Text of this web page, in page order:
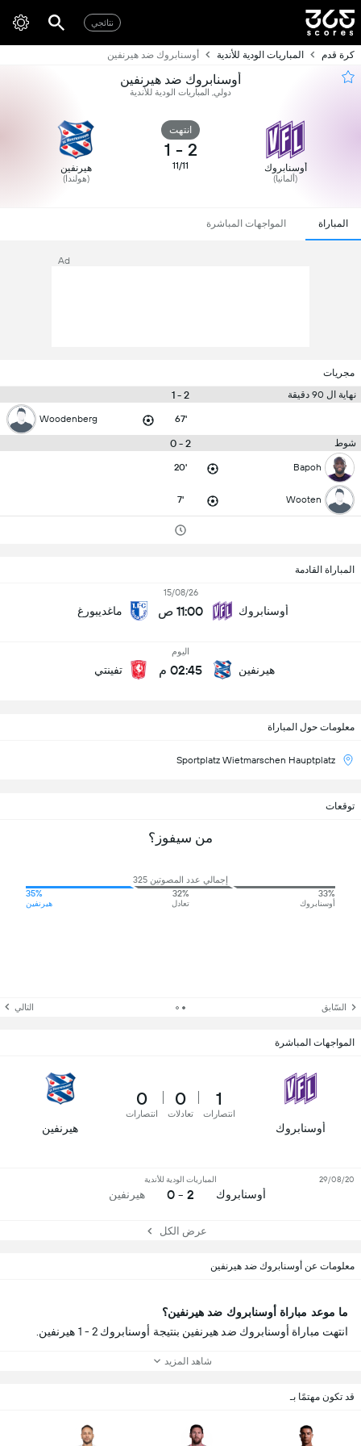
نتائجي
كرة قدم المباريات الودية للأندية أوسنابروك ضد هيرنفين
أوسنابروك ضد هيرنفين
دولي, المباريات الودية للأندية
أوسنابروك
(ألمانيا)
انتهت
2
-
1
11/11 هيرنفين
(هولندا)
المباراة المواجهات المباشرة
Ad
مجريات
نهاية ال 90 دقيقة
2 - 1
67'
Woodenberg
شوط 2 - 0
Bapoh
20'
Wooten
7'
المباراة القادمة
أوسنابروك
15/08/26
11:00 ص ماغديبورغ
هيرنفين
اليوم
02:45 م تفينتي
معلومات حول المباراة
Sportplatz Wietmarschen Hauptplatz
توقعات
من سيفوز؟
إجمالي عدد المصوتين 325
33%
أوسنابروك
32%
تعادل
35%
هيرنفين
السّابق التالي
المواجهات المباشرة
أوسنابروك
1
انتصارات
0
تعادلات
0
انتصارات
هيرنفين
أوسنابروك
المباريات الودية للأندية
2 - 0 هيرنفين
29/08/20
عرض الكل
معلومات عن أوسنابروك ضد هيرنفين
ما موعد مباراة أوسنابروك ضد هيرنفين؟
انتهت مباراة أوسنابروك ضد هيرنفين بنتيجة أوسنابروك 2 - 1 هيرنفين.
شاهد المزيد
قد تكون مهتمًا بـ